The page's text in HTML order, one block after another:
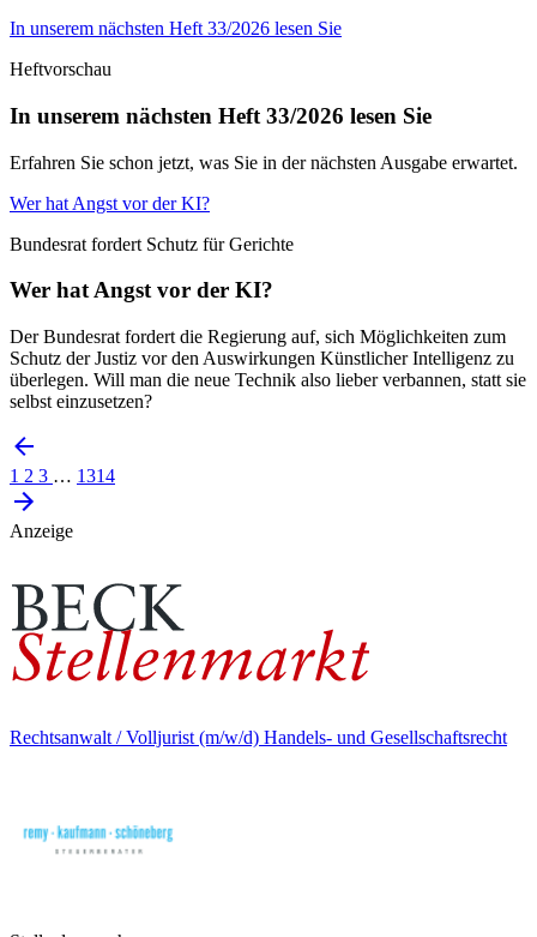
In unserem nächsten Heft 33/2026 lesen Sie
Heftvorschau
In unserem nächsten Heft 33/2026 lesen Sie
Erfahren Sie schon jetzt, was Sie in der nächsten Ausgabe erwartet.
Wer hat Angst vor der KI?
Bundesrat fordert Schutz für Gerichte
Wer hat Angst vor der KI?
Der Bundesrat fordert die Regierung auf, sich Möglichkeiten zum
Schutz der Justiz vor den Auswirkungen Künstlicher Intelligenz zu
überlegen. Will man die neue Technik also lieber verbannen, statt sie
selbst einzusetzen?
1 2 3 … 1314
Anzeige
Rechtsanwalt / Volljurist (m/w/d) Handels- und Gesellschaftsrecht